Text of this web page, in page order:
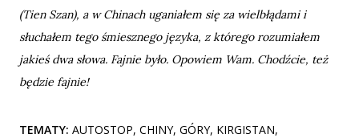
(Tien Szan), a w Chinach uganiałem się za wielbłądami i
słuchałem tego śmiesznego języka, z którego rozumiałem
jakieś dwa słowa. Fajnie było. Opowiem Wam. Chodźcie, też
będzie fajnie!
TEMATY: AUTOSTOP CHINY GÓRY KIRGISTAN